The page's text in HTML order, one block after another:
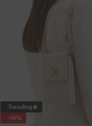
Trending
-16%